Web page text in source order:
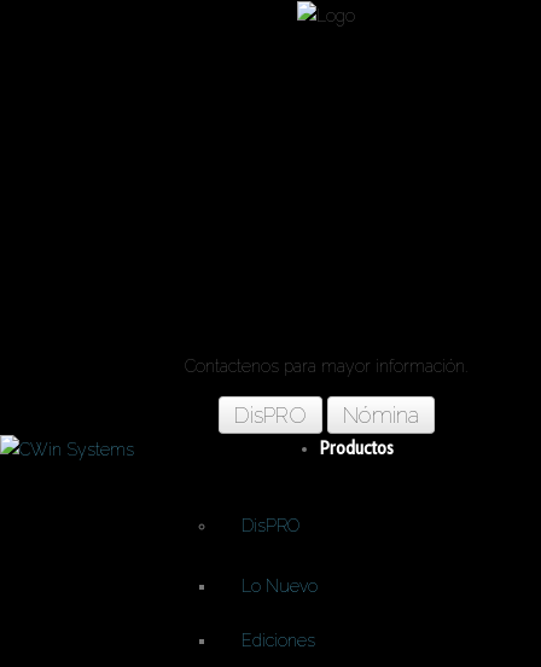
Contactenos para mayor información.
DisPRO Nómina
Productos
DisPRO
Lo Nuevo
Ediciones